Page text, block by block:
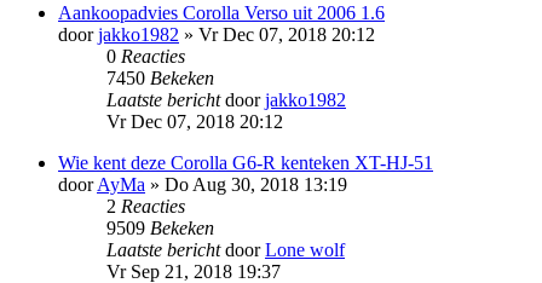
Aankoopadvies Corolla Verso uit 2006 1.6
doorjakko1982 » Vr Dec 07, 2018 20:12
0 Reacties
7450 Bekeken
Laatste berichtdoorjakko1982
Vr Dec 07, 2018 20:12
Wie kent deze Corolla G6-R kenteken XT-HJ-51
doorAyMa » Do Aug 30, 2018 13:19
2 Reacties
9509 Bekeken
Laatste berichtdoorLone wolf
Vr Sep 21, 2018 19:37